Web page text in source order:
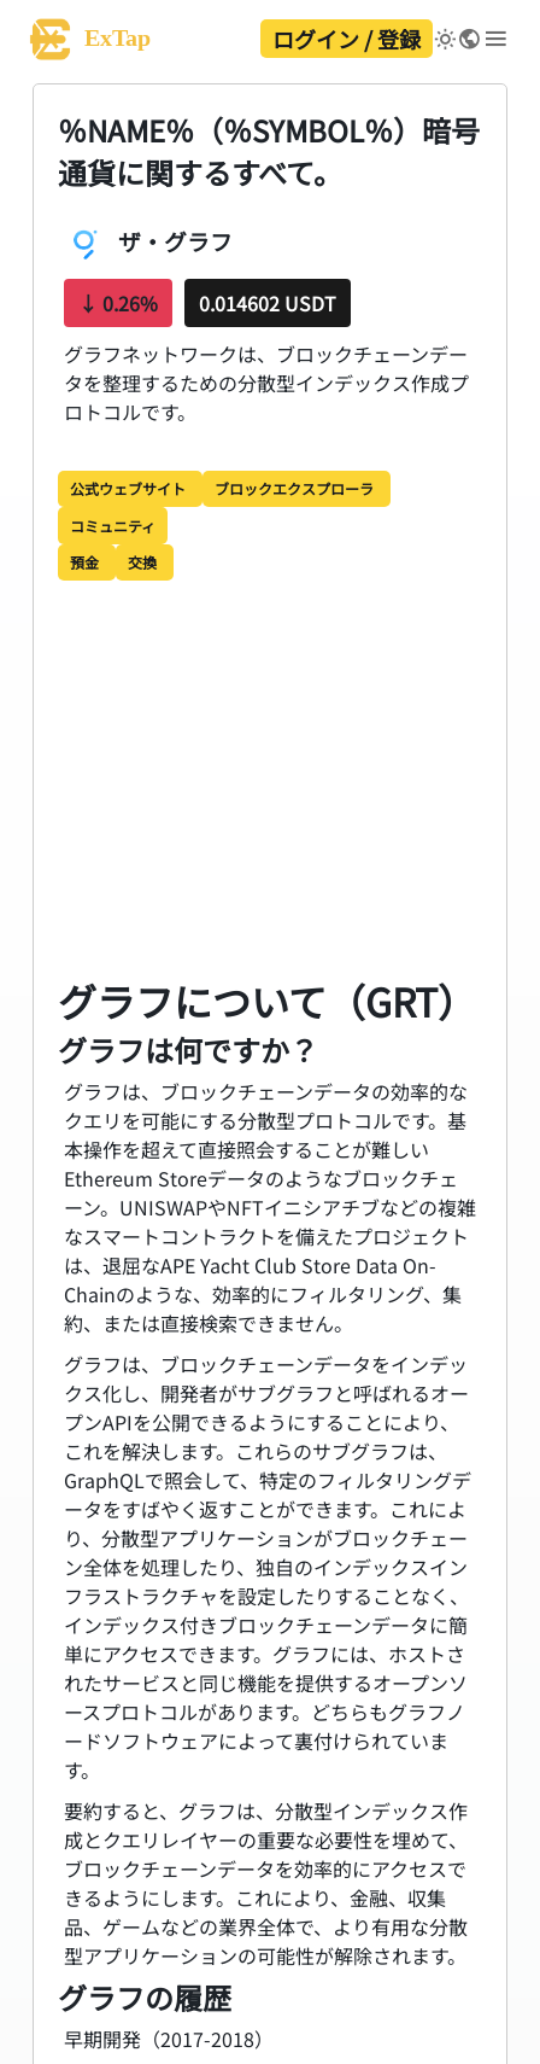
ExTap ログイン / 登録
％NAME％（％SYMBOL％）暗号
通貨に関するすべて。
ザ・グラフ
↓ 0.26%
0.014602 USDT
グラフネットワークは、ブロックチェーンデー
タを整理するための分散型インデックス作成プ
ロトコルです。
公式ウェブサイト
ブロックエクスプローラ
コミュニティ
預金
交換
グラフについて（GRT）
グラフは何ですか？
グラフは、ブロックチェーンデータの効率的な
クエリを可能にする分散型プロトコルです。基
本操作を超えて直接照会することが難しい
Ethereum Storeデータのようなブロックチェ
ーン。UNISWAPやNFTイニシアチブなどの複雑
なスマートコントラクトを備えたプロジェクト
は、退屈なAPE Yacht Club Store Data On-
Chainのような、効率的にフィルタリング、集
約、または直接検索できません。
グラフは、ブロックチェーンデータをインデッ
クス化し、開発者がサブグラフと呼ばれるオー
プンAPIを公開できるようにすることにより、
これを解決します。これらのサブグラフは、
GraphQLで照会して、特定のフィルタリングデ
ータをすばやく返すことができます。これによ
り、分散型アプリケーションがブロックチェー
ン全体を処理したり、独自のインデックスイン
フラストラクチャを設定したりすることなく、
インデックス付きブロックチェーンデータに簡
単にアクセスできます。グラフには、ホストさ
れたサービスと同じ機能を提供するオープンソ
ースプロトコルがあります。どちらもグラフノ
ードソフトウェアによって裏付けられていま
す。
要約すると、グラフは、分散型インデックス作
成とクエリレイヤーの重要な必要性を埋めて、
ブロックチェーンデータを効率的にアクセスで
きるようにします。これにより、金融、収集
品、ゲームなどの業界全体で、より有用な分散
型アプリケーションの可能性が解除されます。
グラフの履歴
早期開発（2017-2018）